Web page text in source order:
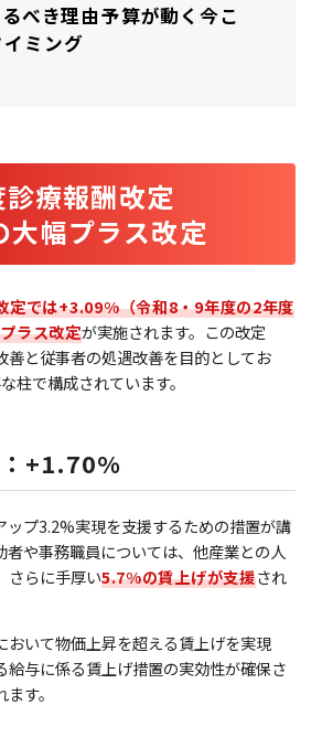
べき理由――予算が動く今こ
ミング
療報酬改定
大幅プラス改定
定では+3.09%（令和8・9年度の2年度
ラス改定が実施されます。この改定
善と従事者の処遇改善を目的としてお
柱で構成されています。
+1.70%
ップ3.2%実現を支援するための措置が講
者や事務職員については、他産業との人
さらに手厚い5.7%の賃上げが支援され
おいて物価上昇を超える賃上げを実現
給与に係る賃上げ措置の実効性が確保さ
す。